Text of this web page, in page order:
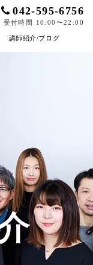
042-595-6756
受付時間 10:00〜22:00
講師紹介/ブログ